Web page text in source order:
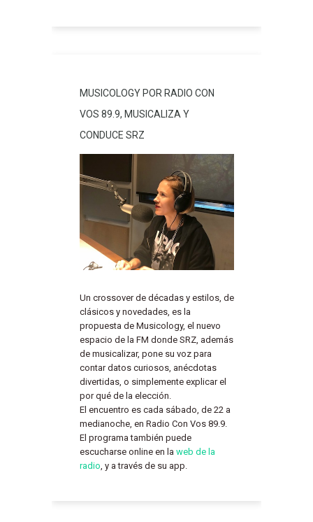
MUSICOLOGY POR RADIO CON
VOS 89.9, MUSICALIZA Y
CONDUCE SRZ
Un crossover de décadas y estilos, de
clásicos y novedades, es la
propuesta de Musicology, el nuevo
espacio de la FM donde SRZ, además
de musicalizar, pone su voz para
contar datos curiosos, anécdotas
divertidas, o simplemente explicar el
por qué de la elección.
El encuentro es cada sábado, de 22 a
medianoche, en Radio Con Vos 89.9.
El programa también puede
escucharse online en la web de la
radio , y a través de su app.